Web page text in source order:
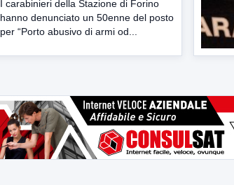
I carabinieri della Stazione di Forino
hanno denunciato un 50enne del posto
per “Porto abusivo di armi od...